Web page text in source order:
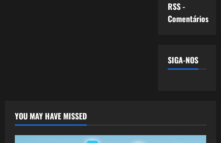
RSS -
Comentários
SIGA-NOS
YOU MAY HAVE MISSED